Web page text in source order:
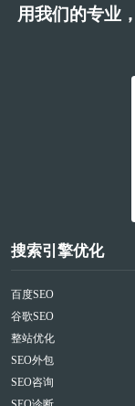
用我们的专业
搜索引擎优化
百度SEO
谷歌SEO
整站优化
SEO外包
SEO咨询